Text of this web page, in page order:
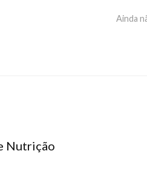
Ainda
Nutrição